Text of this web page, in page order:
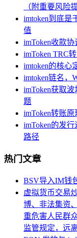
（附重要风险
imtoken到底是
值
imToken收款
imToken TRC
imtoken的核心
imtoken链名，
imToken获取
题
imToken转账
imToken的发
路径
热门文章
BSV导入IM钱
虚拟货币交易
博、非法集资
重危害人民群
监管规定，远